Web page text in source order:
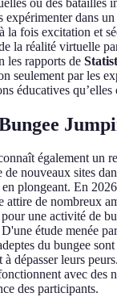
expérimenter dans
la fois excitation et
la réalité virtuelle
les rapports de
seulement par les
éducatives qu’elles
également un
de nouveaux sites
plongeant. En
attire de nombreux
une activité de
étude menée
du bungee
à dépasser leurs
avec des
des participants.